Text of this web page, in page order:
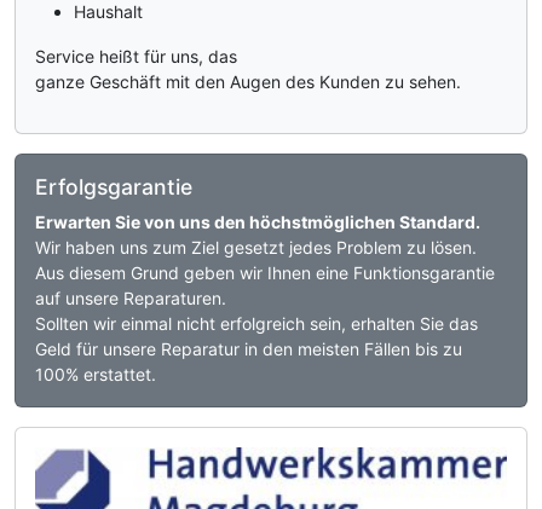
Haushalt
Service heißt für uns, das
ganze Geschäft mit den Augen des Kunden zu sehen.
Erfolgsgarantie
Erwarten Sie von uns den höchstmöglichen Standard.
Wir haben uns zum Ziel gesetzt jedes Problem zu lösen.
Aus diesem Grund geben wir Ihnen eine Funktionsgarantie
auf unsere Reparaturen.
Sollten wir einmal nicht erfolgreich sein, erhalten Sie das
Geld für unsere Reparatur in den meisten Fällen bis zu
100% erstattet.